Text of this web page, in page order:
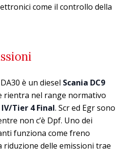
come il controllo della
è un diesel Scania DC9
rientra nel range normativo
Tier 4 Final. Scr ed Egr sono
non c’è Dpf. Uno dei
funziona come freno
delle emissioni trae